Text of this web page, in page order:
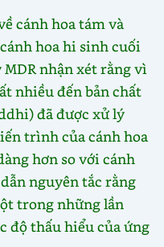
cánh hoa tám và
hoa hi sinh cuối
nhận xét rằng vì
nhiều đến bản chất
đã được xử lý
trình của cánh hoa
hơn so với cánh
nguyên tắc rằng
trong những lần
độ thấu hiểu của ứng